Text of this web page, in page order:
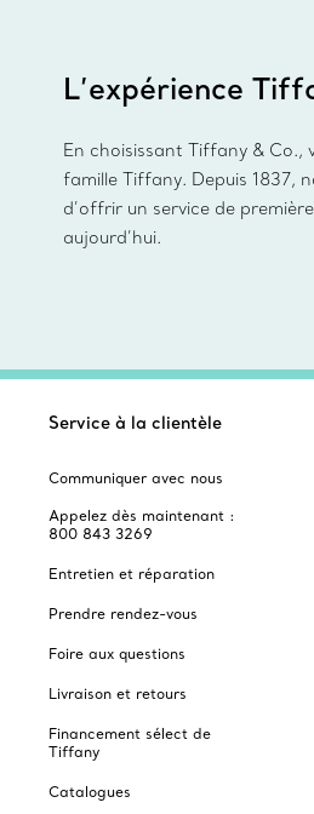
L’expérience
En choisissant Tiffany & Co.,
famille Tiffany. Depuis 1837,
d’offrir un service de
aujourd’hui.
Service à la clientèle
Communiquer avec nous
Appelez dès maintenant :
800 843 3269
Entretien et réparation
Prendre rendez-vous
Foire aux questions
Livraison et retours
Financement sélect de
Tiffany
Catalogues